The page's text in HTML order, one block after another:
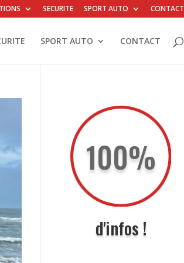
SECURITE SPORT AUTO CONTACT
SPORT AUTO CONTACT
100%
d'infos !